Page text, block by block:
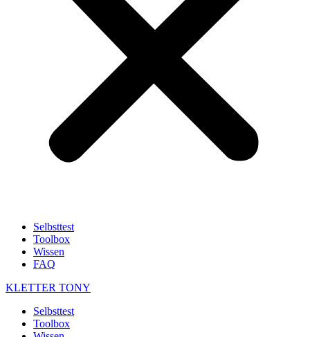
Selbsttest
Toolbox
Wissen
FAQ
KLETTER TONY
Selbsttest
Toolbox